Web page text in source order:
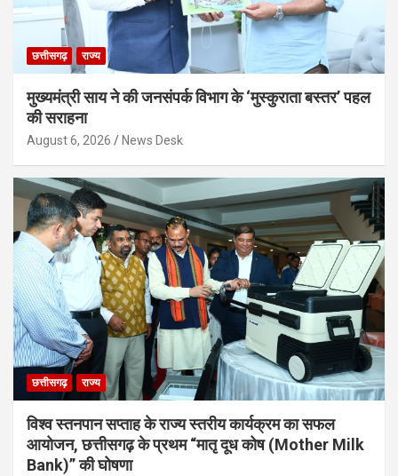
छत्तीसगढ़ राज्य
मुख्यमंत्री साय ने की जनसंपर्क विभाग के ‘मुस्कुराता बस्तर’ पहल
की सराहना
August 6, 2026 News Desk
छत्तीसगढ़ राज्य
विश्व स्तनपान सप्ताह के राज्य स्तरीय कार्यक्रम का सफल
आयोजन, छत्तीसगढ़ के प्रथम “मातृ दूध कोष (Mother Milk
Bank)” की घोषणा